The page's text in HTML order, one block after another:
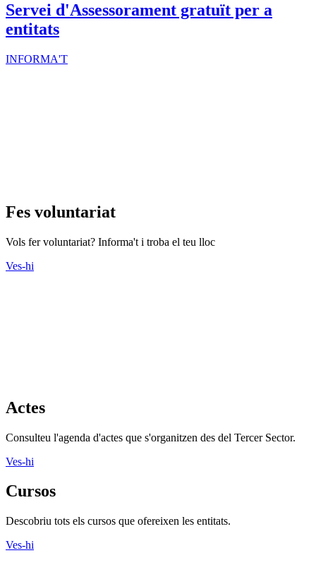
Servei d'Assessorament gratuït per a
entitats
INFORMA'T
Fes voluntariat
Vols fer voluntariat? Informa't i troba el teu lloc
Ves-hi
Actes
Consulteu l'agenda d'actes que s'organitzen des del Tercer Sector.
Ves-hi
Cursos
Descobriu tots els cursos que ofereixen les entitats.
Ves-hi